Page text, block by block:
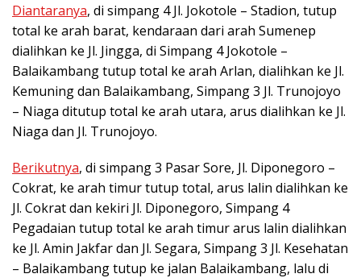
Diantaranya, di simpang 4 Jl. Jokotole – Stadion, tutup
total ke arah barat, kendaraan dari arah Sumenep
dialihkan ke Jl. Jingga, di Simpang 4 Jokotole –
Balaikambang tutup total ke arah Arlan, dialihkan ke Jl.
Kemuning dan Balaikambang, Simpang 3 Jl. Trunojoyo
– Niaga ditutup total ke arah utara, arus dialihkan ke Jl.
Niaga dan Jl. Trunojoyo.
Berikutnya, di simpang 3 Pasar Sore, Jl. Diponegoro –
Cokrat, ke arah timur tutup total, arus lalin dialihkan ke
Jl. Cokrat dan kekiri Jl. Diponegoro, Simpang 4
Pegadaian tutup total ke arah timur arus lalin dialihkan
ke Jl. Amin Jakfar dan Jl. Segara, Simpang 3 Jl. Kesehatan
– Balaikambang tutup ke jalan Balaikambang, lalu di